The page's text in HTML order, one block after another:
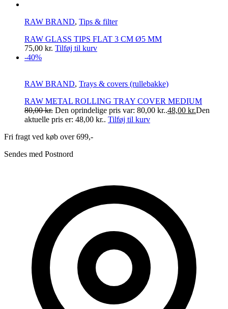
RAW BRAND, Tips & filter
RAW GLASS TIPS FLAT 3 CM Ø5 MM
75,00 kr. Tilføj til kurv
-40%
RAW BRAND, Trays & covers (rullebakke)
RAW METAL ROLLING TRAY COVER MEDIUM
80,00kr. Den oprindelige pris var: 80,00 kr..48,00 kr.Den
aktuelle pris er: 48,00 kr.. Tilføj til kurv
Fri fragt ved køb over 699,-
Sendes med Postnord